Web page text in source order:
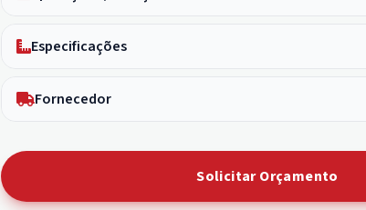
Especificações
Fornecedor
Solicitar Orçamento